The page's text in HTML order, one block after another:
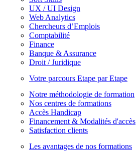
UX / UI Design
Web Analytics
Chercheurs d’Emplois
Comptabilité
Finance
Banque & Assurance
Droit / Juridique
Votre parcours Etape par Etape
Notre méthodologie de formation
Nos centres de formations
Accès Handicap
Financement & Modalités d'accès
Satisfaction clients
Les avantages de nos formations